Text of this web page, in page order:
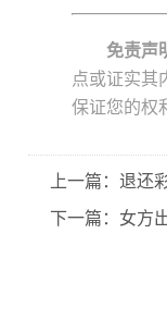
免责声
点或证实其
保证您的权
上一篇：退还
下一篇：女方